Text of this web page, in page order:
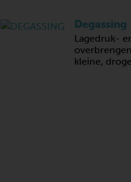
Degassing
Lagedruk-
kleine,